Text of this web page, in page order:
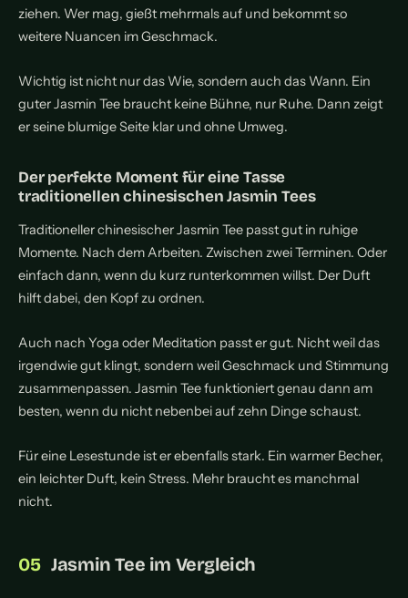
ziehen. Wer mag, gießt mehrmals auf und bekommt so
weitere Nuancen im Geschmack.
Wichtig ist nicht nur das Wie, sondern auch das Wann. Ein
guter Jasmin Tee braucht keine Bühne, nur Ruhe. Dann zeigt
er seine blumige Seite klar und ohne Umweg.
Der perfekte Moment für eine Tasse
traditionellen chinesischen Jasmin Tees
Traditioneller chinesischer Jasmin Tee passt gut in ruhige
Momente. Nach dem Arbeiten. Zwischen zwei Terminen. Oder
einfach dann, wenn du kurz runterkommen willst. Der Duft
hilft dabei, den Kopf zu ordnen.
Auch nach Yoga oder Meditation passt er gut. Nicht weil das
irgendwie gut klingt, sondern weil Geschmack und Stimmung
zusammenpassen. Jasmin Tee funktioniert genau dann am
besten, wenn du nicht nebenbei auf zehn Dinge schaust.
Für eine Lesestunde ist er ebenfalls stark. Ein warmer Becher,
ein leichter Duft, kein Stress. Mehr braucht es manchmal
nicht.
Jasmin Tee im Vergleich